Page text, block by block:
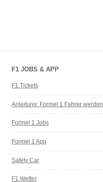
F1 JOBS & APP
F1 Tickets
Anleitung: Formel 1 Fahrer werden
Formel 1 Jobs
Formel 1 App
Safety Car
F1 Wetter